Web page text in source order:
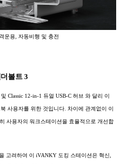
운용, 자동비행 및 충전
볼트 3
Classic 12-in-1 듀얼 USB-C 허브 와 달리 이
사용자를 위한 것입니다. 차이에 관계없이 이
사용자의 워크스테이션을 효율적으로 개선합
고려하여 이 iVANKY 도킹 스테이션은 혁신,